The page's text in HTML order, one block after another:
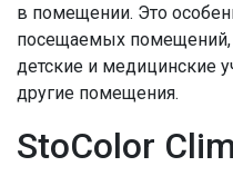
в помещении. Это
посещаемых помещений,
детские и медицинские
другие помещения.
StoColor